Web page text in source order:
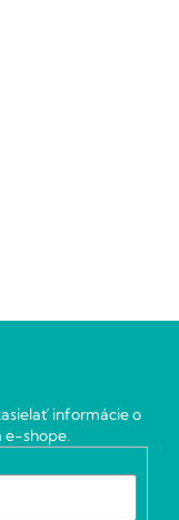
informácie o
e-shope.